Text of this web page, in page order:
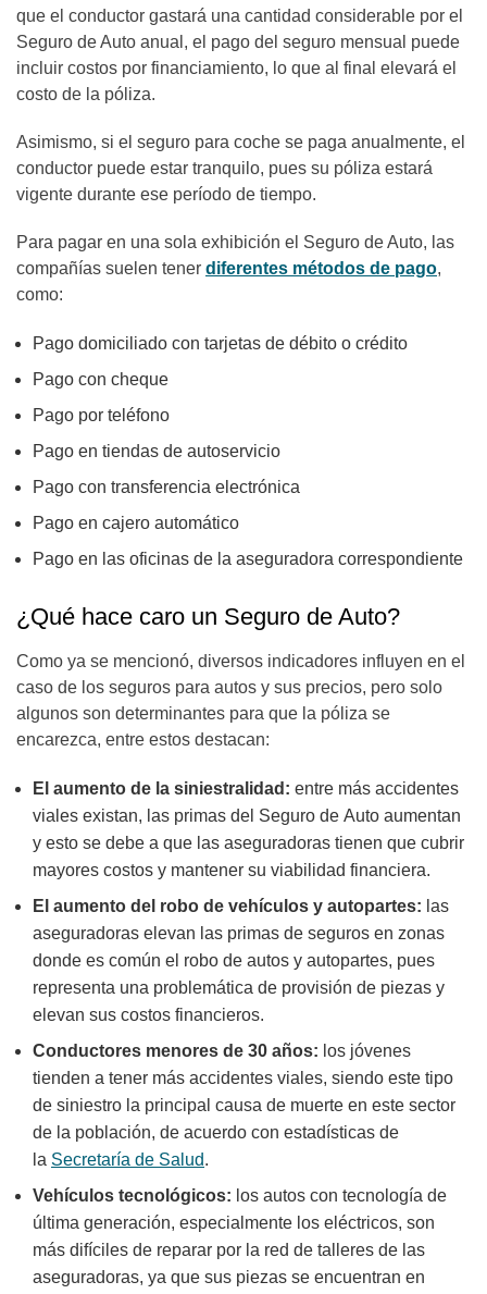
que el conductor gastará una cantidad considerable por el
Seguro de Auto anual, el pago del seguro mensual puede
incluir costos por financiamiento, lo que al final elevará el
costo de la póliza.
Asimismo, si el seguro para coche se paga anualmente, el
conductor puede estar tranquilo, pues su póliza estará
vigente durante ese período de tiempo.
Para pagar en una sola exhibición el Seguro de Auto, las
compañías suelen tener diferentes métodos de pago,
como:
Pago domiciliado con tarjetas de débito o crédito
Pago con cheque
Pago por teléfono
Pago en tiendas de autoservicio
Pago con transferencia electrónica
Pago en cajero automático
Pago en las oficinas de la aseguradora correspondiente
¿Qué hace caro un Seguro de Auto?
Como ya se mencionó, diversos indicadores influyen en el
caso de los seguros para autos y sus precios, pero solo
algunos son determinantes para que la póliza se
encarezca, entre estos destacan:
El aumento de la siniestralidad: entre más accidentes
viales existan, las primas del Seguro de Auto aumentan
y esto se debe a que las aseguradoras tienen que cubrir
mayores costos y mantener su viabilidad financiera.
El aumento del robo de vehículos y autopartes: las
aseguradoras elevan las primas de seguros en zonas
donde es común el robo de autos y autopartes, pues
representa una problemática de provisión de piezas y
elevan sus costos financieros.
Conductores menores de 30 años: los jóvenes
tienden a tener más accidentes viales, siendo este tipo
de siniestro la principal causa de muerte en este sector
de la población, de acuerdo con estadísticas de
la Secretaría de Salud.
Vehículos tecnológicos: los autos con tecnología de
última generación, especialmente los eléctricos, son
más difíciles de reparar por la red de talleres de las
aseguradoras, ya que sus piezas se encuentran en